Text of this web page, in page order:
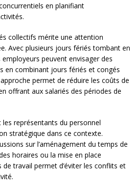
en planifiant
collectifs mérite une attention
Avec plusieurs jours fériés tombant en
peuvent envisager des
en combinant jours fériés et congés
permet de réduire les coûts de
offrant aux salariés des périodes de
représentants du personnel
stratégique dans ce contexte.
sur l’aménagement du temps de
horaires ou la mise en place
de travail permet d’éviter les conflits et